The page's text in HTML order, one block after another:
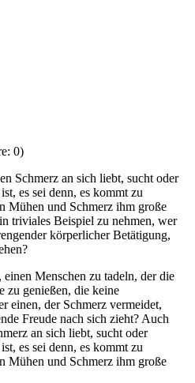
0)
Schmerz an sich liebt, sucht oder
es sei denn, es kommt zu
Mühen und Schmerz ihm große
triviales Beispiel zu nehmen, wer
körperlicher Betätigung,
Menschen zu tadeln, der die
zu genießen, die keine
einen, der Schmerz vermeidet,
Freude nach sich zieht? Auch
an sich liebt, sucht oder
es sei denn, es kommt zu
Mühen und Schmerz ihm große